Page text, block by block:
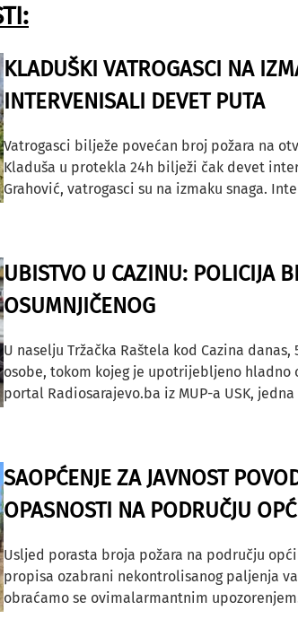
KLADUŠKI VATROGASCI NA
INTERVENISALI DEVET PUTA
Vatrogasci bilježe povećan broj požara na
Kladuša u protekla 24h bilježi čak devet
Grahović, vatrogasci su na izmaku snaga.
UBISTVO U CAZINU: POLICIJA
OSUMNJIČENOG
U naselju Tržačka Raštela kod Cazina
osobe, tokom kojeg je upotrijebljeno hladno
portal Radiosarajevo.ba iz MUP-a USK, jedna
SAOPĆENJE ZA JAVNOST
OPASNOSTI NA PODRUČJU
Usljed porasta broja požara na području
propisa ozabrani nekontrolisanog paljenja
obraćamo se ovimalarmantnim